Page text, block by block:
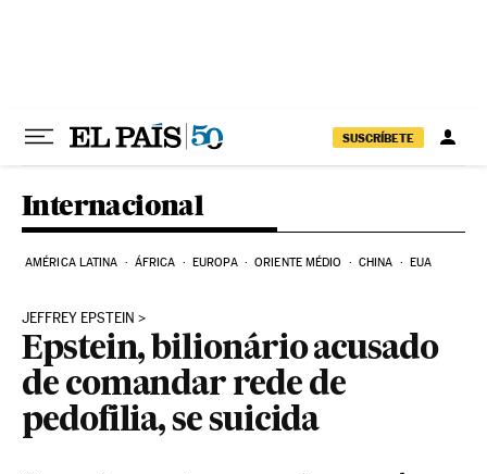
SUSCRÍBETE
Internacional
AMÉRICA LATINA ÁFRICA EUROPA ORIENTE MÉDIO CHINA EUA
JEFFREY EPSTEIN
Epstein, bilionário acusado
de comandar rede de
pedofilia, se suicida